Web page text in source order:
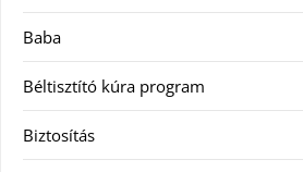
Baba
Béltisztító kúra program
Biztosítás